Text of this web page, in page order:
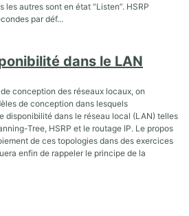
les autres sont en état “Listen”. HSRP
par déf...
dans le LAN
conception des réseaux locaux, on
de conception dans lesquels
disponibilité dans le réseau local (LAN) telles
Tree, HSRP et le routage IP. Le propos
de ces topologies dans des exercices
enfin de rappeler le principe de la